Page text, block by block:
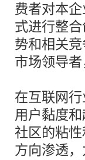
费者对本
式进行整
势和相关
市场领导
在互联网
用户黏度
社区的粘
方向渗透